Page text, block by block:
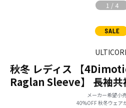
1 / 4
秋冬 レディス 【
Raglan Sleeve】 長袖共
メーカー希望小
40%OFF 秋冬ウェア